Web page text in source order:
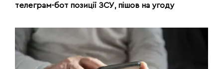
телеграм-бот позиції ЗСУ, пішов на угоду